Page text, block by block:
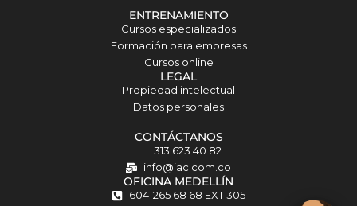
i
n
ENTRENAMIENTO
Cursos especializados
Formación para empresas
Cursos online
LEGAL
Propiedad intelectual
Datos personales
CONTÁCTANOS
313 623 40 82
info@iac.com.co
OFICINA MEDELLÍN
604-265 68 68 EXT 305